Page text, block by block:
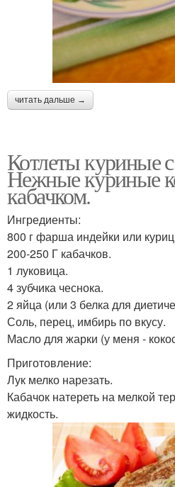
читать дальше →
Котлеты куриные
Нежные куриные
кабачком.
Ингредиенты:
800 г фарша индейки или
200-250 Г кабачков.
1 луковица.
4 зубчика чеснока.
2 яйца (или 3 белка для
Соль, перец, имбирь по вкусу.
Масло для жарки (у меня -
Приготовление:
Лук мелко нарезать.
Кабачок натереть на мелкой
жидкость.